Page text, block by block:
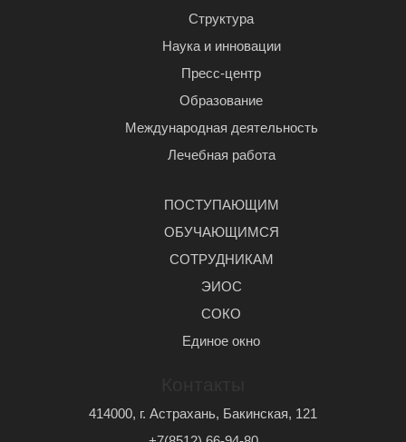
Структура
Наука и инновации
Пресс-центр
Образование
Международная деятельность
Лечебная работа
ПОСТУПАЮЩИМ
ОБУЧАЮЩИМСЯ
СОТРУДНИКАМ
ЭИОС
СОКО
Единое окно
414000, г. Астрахань, Бакинская, 121